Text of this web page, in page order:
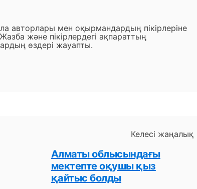
авторлары мен оқырмандардың пікірлеріне
және пікірлердегі ақпараттың
өздері жауапты.
Келесі жаңалық
Алматы облысындағы
мектепте оқушы қыз
қайтыс болды